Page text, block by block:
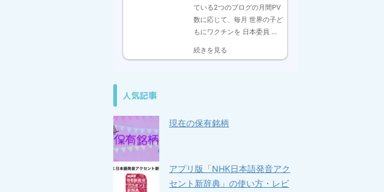
ている2つのブログの月間PV
数に応じて、毎月 世界の子ど
もにワクチンを 日本委員 ...
続きを見る
人気記事
現在の保有銘柄
アプリ版「NHK日本語発音アク
セント新辞典」の使い方・レビ